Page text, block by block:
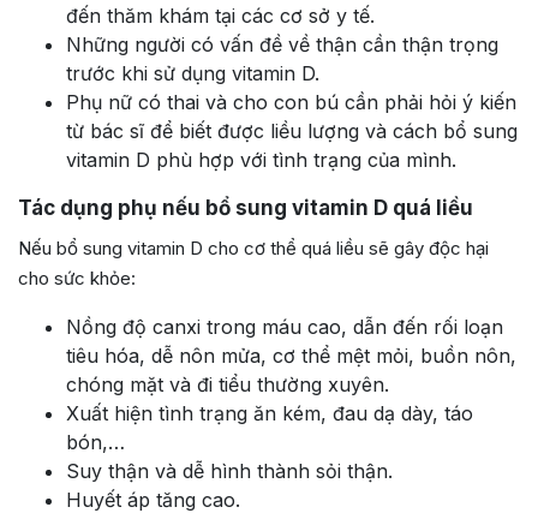
đến thăm khám tại các cơ sở y tế.
Những người có vấn đề về thận cần thận trọng
trước khi sử dụng vitamin D.
Phụ nữ có thai và cho con bú cần phải hỏi ý kiến
từ bác sĩ để biết được liều lượng và cách bổ sung
vitamin D phù hợp với tình trạng của mình.
Tác dụng phụ nếu bổ sung vitamin D quá liều
Nếu bổ sung vitamin D cho cơ thể quá liều sẽ gây độc hại
cho sức khỏe:
Nồng độ canxi trong máu cao, dẫn đến rối loạn
tiêu hóa, dễ nôn mửa, cơ thể mệt mỏi, buồn nôn,
chóng mặt và đi tiểu thường xuyên.
Xuất hiện tình trạng ăn kém, đau dạ dày, táo
bón,…
Suy thận và dễ hình thành sỏi thận.
Huyết áp tăng cao.